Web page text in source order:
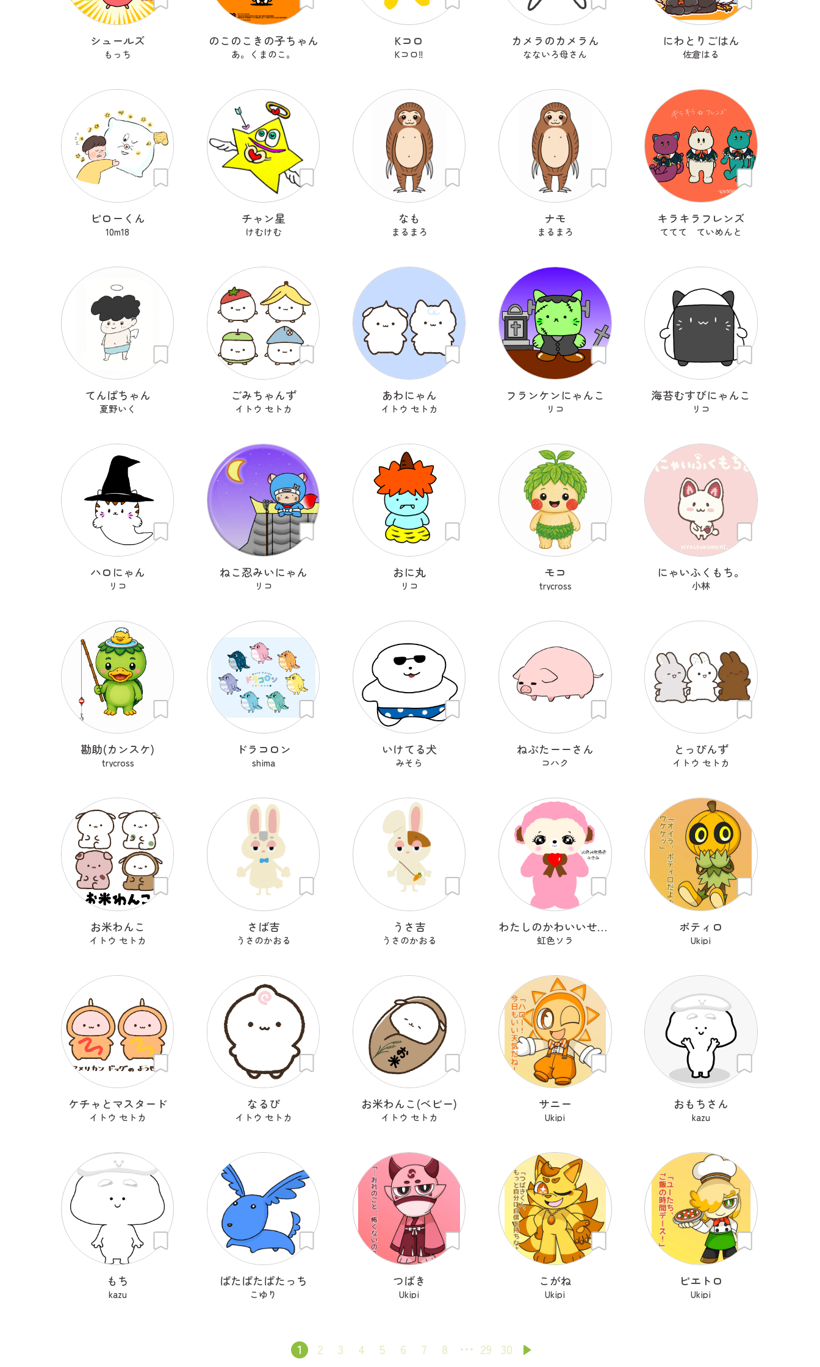
シュールズ
もっち
のこのこきの子ちゃん
あ。くまのこ。
Kコロ
Kコロ‼︎
カメラのカメラん
なないろ母さん
にわとりごはん
佐倉はる
ピローくん
10m18
チャン星
けむけむ
なも
まるまろ
ナモ
まるまろ
キラキラフレンズ
ててて ていめんと
てんぱちゃん
夏野いく
ごみちゃんず
イトウ セトカ
あわにゃん
イトウ セトカ
フランケンにゃんこ
リコ
海苔むすびにゃんこ
リコ
ハロにゃん
リコ
ねこ忍みいにゃん
リコ
おに丸
リコ
モコ
trycross
にゃいふくもち。
小林
勘助(カンスケ)
trycross
ドラコロン
shima
いけてる犬
みそら
ねぶたーーさん
コハク
とっぴんず
イトウ セトカ
お米わんこ
イトウ セトカ
さば吉
うさのかおる
うさ吉
うさのかおる
わたしのかわいいせかい
虹色ソラ
ポティロ
Ukipi
ケチャとマスタード
イトウ セトカ
なるぴ
イトウ セトカ
お米わんこ(ベビー)
イトウ セトカ
サニー
Ukipi
おもちさん
kazu
もち
kazu
ぱたぱたぱたっち
こゆり
つばき
Ukipi
こがね
Ukipi
ピエトロ
Ukipi
1 2 3 4 5 6 7 8 29 30